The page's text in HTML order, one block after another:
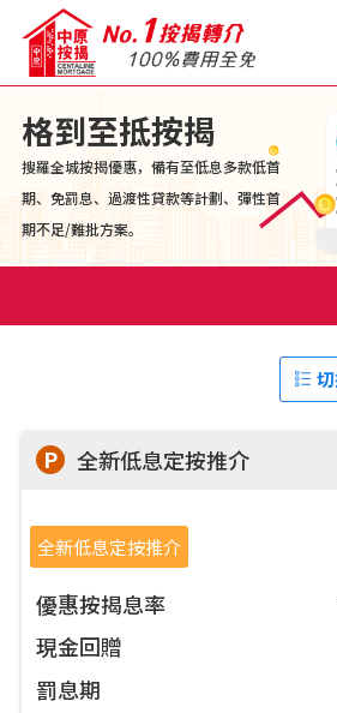
關於我們
格到至抵按揭
免費開戶轉介服務
私人貸款
優惠禮遇
格到至抵按揭
搜羅全城按揭優惠，備有至低息多款低首
期、免罰息、過渡性貸款等計劃、彈性首
期不足/難批方案。
P 全新低息定按推介
全新低息定按推介
優惠按揭息率
現金回贈
罰息期